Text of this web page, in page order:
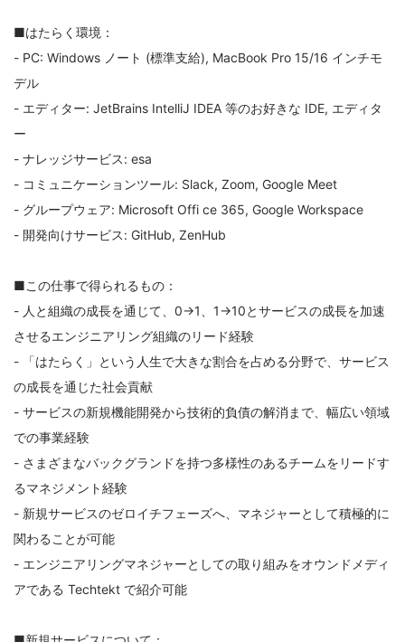
■はたらく環境：
- PC: Windows ノート (標準支給), MacBook Pro 15/16 インチモ
デル
- エディター: JetBrains IntelliJ IDEA 等のお好きな IDE, エディタ
ー
- ナレッジサービス: esa
- コミュニケーションツール: Slack, Zoom, Google Meet
- グループウェア: Microsoft Offi ce 365, Google Workspace
- 開発向けサービス: GitHub, ZenHub
■この仕事で得られるもの：
- 人と組織の成長を通じて、0→1、1→10とサービスの成長を加速
させるエンジニアリング組織のリード経験
- 「はたらく」という人生で大きな割合を占める分野で、サービス
の成長を通じた社会貢献
- サービスの新規機能開発から技術的負債の解消まで、幅広い領域
での事業経験
- さまざまなバックグランドを持つ多様性のあるチームをリードす
るマネジメント経験
- 新規サービスのゼロイチフェーズへ、マネジャーとして積極的に
関わることが可能
- エンジニアリングマネジャーとしての取り組みをオウンドメディ
アである Techtekt で紹介可能